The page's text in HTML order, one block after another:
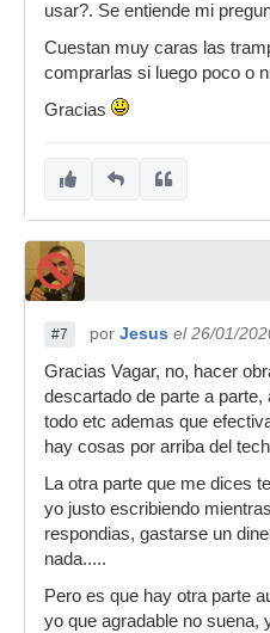
usar?. Se entiende mi
Cuestan muy caras las
comprarlas si luego poco o
Gracias
#7 por Jesus el 26/01/
Gracias Vagar, no, hacer
descartado de parte a
todo etc ademas que
hay cosas por arriba del
La otra parte que me dices
yo justo escribiendo
respondias, gastarse un
nada.....
Pero es que hay otra parte
yo que agradable no suena,